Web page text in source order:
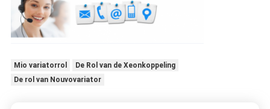
Mio variatorrol
De Rol van de Xeonkoppeling
De rol van Nouvovariator